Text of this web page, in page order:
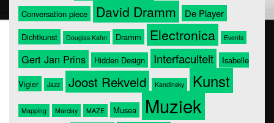
Conversation piece David Dramm De Player
Dichtkunst Douglas Kahn Dramm Electronica Events
Gert Jan Prins Hidden Design Interfaculteit Isabelle
Vigier Jazz Joost Rekveld Kandinsky Kunst
Mapping Marclay MAZE Musea Muziek